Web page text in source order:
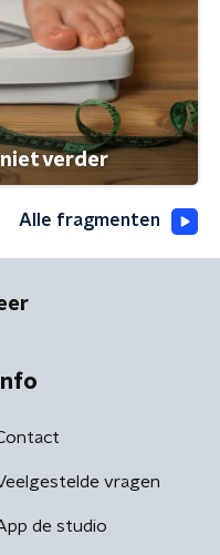
verder
Alle fragmenten
Info
vragen
de studio